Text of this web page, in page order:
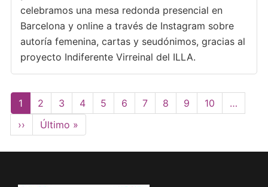
celebramos una mesa redonda presencial en
Barcelona y online a través de Instagram sobre
autoría femenina, cartas y seudónimos, gracias al
proyecto Indiferente Virreinal del ILLA.
Paginación
Página
actual
1 Page
2 Page
3 Page
4 Page
5 Page
6 Page
7 Page
8 Page
9 Page
10
…
Siguiente
página
››
Última
página
Último »